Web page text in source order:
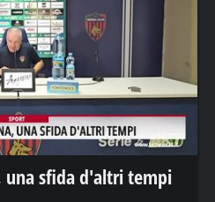
una sfida d'altri tempi